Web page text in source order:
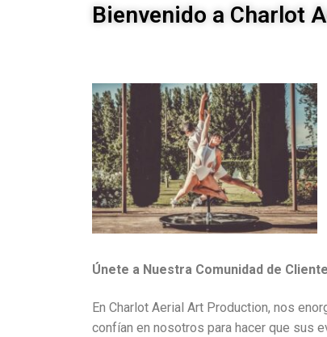
Bienvenido a Charlot
Únete a Nuestra Comunidad de
En Charlot Aerial Art Production, nos
confían en nosotros para hacer que sus